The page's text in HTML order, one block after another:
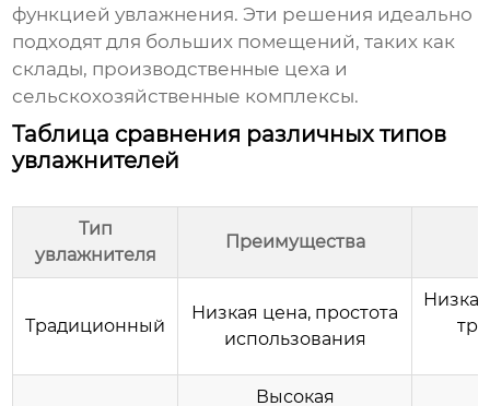
функциейувлажнения. Эти решения идеально
подходят для больших помещений, таких как
склады, производственные цеха и
сельскохозяйственные комплексы.
Таблица сравнения различных типов
увлажнителей
Тип
увлажнителя
Преимущества
Традиционный
Низкая цена, простота
использования
Высокая